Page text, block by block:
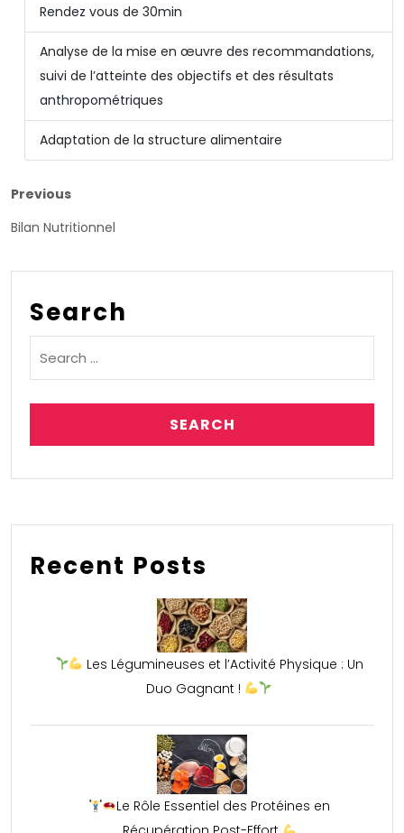
Rendez vous de 30min
Analyse de la mise en œuvre des recommandations,
suivi de l’atteinte des objectifs et des résultats
anthropométriques
Adaptation de la structure alimentaire
Previous
Bilan Nutritionnel
Search
Recent Posts
Les Légumineuses et l’Activité Physique : Un
Duo Gagnant !
Le Rôle Essentiel des Protéines en